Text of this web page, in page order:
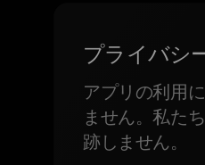
プライバシ
アプリの利用
ません。私た
跡しません。